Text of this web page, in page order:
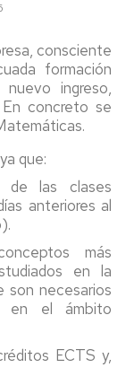
consciente
formación
ingreso,
En concreto se
que:
de las clases
anteriores al
más
en la
son necesarios
en el ámbito
ECTS y,